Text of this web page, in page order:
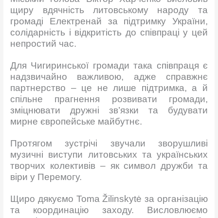
щиру вдячність литовському народу та
громаді Електренай за підтримку України,
солідарність і відкритість до співпраці у цей
непростий час.
Для Чигиринської громади така співпраця є
надзвичайно важливою, адже справжнє
партнерство – це не лише підтримка, а й
спільне прагнення розвивати громади,
зміцнювати дружні зв’язки та будувати
мирне європейське майбутнє.
Протягом зустрічі звучали зворушливі
музичні виступи литовських та українських
творчих колективів – як символ дружби та
віри у Перемогу.
Щиро дякуємо Toma Žilinskytė за організацію
та координацію заходу. Висловлюємо